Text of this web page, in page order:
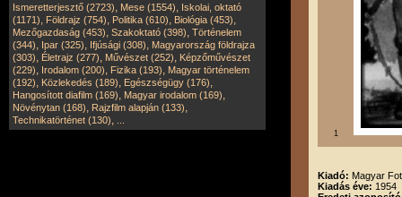
Ismeretterjesztő (2723), Mese (1554), Iskolai, oktató
(1171), Földrajz (754), Politika (610), Biológia (453),
Mezőgazdaság (453), Szakoktató (398), Történelem
(344), Ipar (325), Ifjúsági (308), Magyarország földrajza
(303), Életrajz (277), Művészet (252), Képzőművészet
(229), Irodalom (200), Fizika (193), Magyar történelem
(192), Közlekedés (189), Egészségügy (176),
Hangosított diafilm (169), Magyar irodalom (169),
Növénytan (168), Rajzfilm alapján (133),
Technikatörténet (130),
1
Kiadó: Magyar
Kiadás éve: 1954